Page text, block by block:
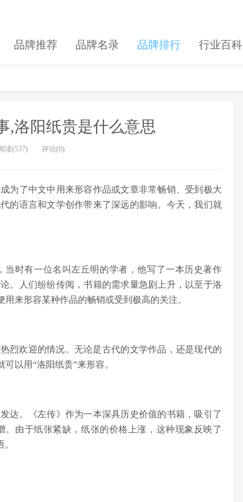
品牌推荐 品牌名录 品牌排行 行业百科
,洛阳纸贵是什么意思
读(537) 评论(0)
为了中文中用来形容作品或文章非常畅销、受到极大
的语言和文学创作带来了深远的影响。今天，我们就
时有一位名叫左丘明的学者，他写了一本历史著作
。人们纷纷传阅，书籍的需求量急剧上升，以至于洛
来形容某种作品的畅销或受到极高的关注。
烈欢迎的情况。无论是古代的文学作品，还是现代的
以用“洛阳纸贵”来形容。
达。《左传》作为一本深具历史价值的书籍，吸引了
由于纸张紧缺，纸张的价格上涨，这种现象反映了